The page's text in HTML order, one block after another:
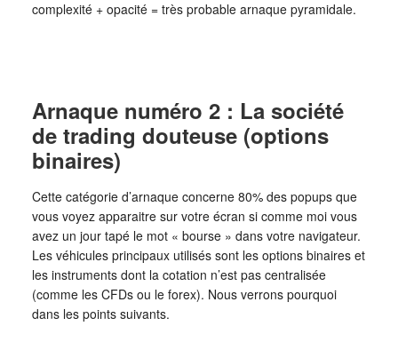
complexité + opacité = très probable arnaque pyramidale.
Arnaque numéro 2 : La société
de trading douteuse (options
binaires)
Cette catégorie d’arnaque concerne 80% des popups que
vous voyez apparaitre sur votre écran si comme moi vous
avez un jour tapé le mot « bourse » dans votre navigateur.
Les véhicules principaux utilisés sont les options binaires et
les instruments dont la cotation n’est pas centralisée
(comme les CFDs ou le forex). Nous verrons pourquoi
dans les points suivants.